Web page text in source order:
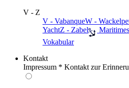
V - Z
V - VabanqueW -
YachtZ - Zabel
Vokabular
Kontakt
Impressum * Kontakt zur